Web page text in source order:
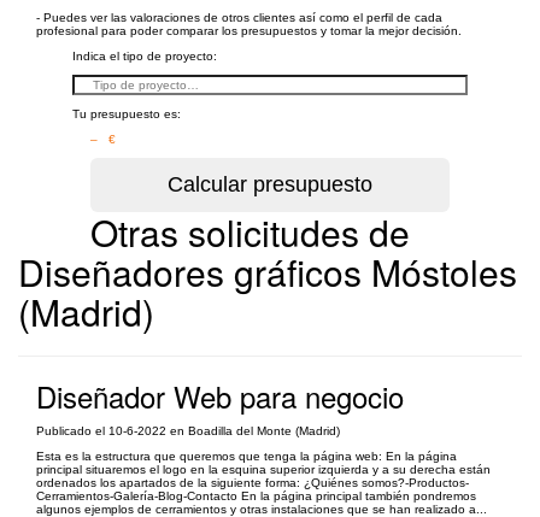
- Puedes ver las valoraciones de otros clientes así como el perfil de cada
profesional para poder comparar los presupuestos y tomar la mejor decisión.
Indica el tipo de proyecto:
Tu presupuesto es:
– €
Otras solicitudes de
Diseñadores gráficos Móstoles
(Madrid)
Diseñador Web para negocio
Publicado el 10-6-2022 en Boadilla del Monte (Madrid)
Esta es la estructura que queremos que tenga la página web: En la página
principal situaremos el logo en la esquina superior izquierda y a su derecha están
ordenados los apartados de la siguiente forma: ¿Quiénes somos?-Productos-
Cerramientos-Galería-Blog-Contacto En la página principal también pondremos
algunos ejemplos de cerramientos y otras instalaciones que se han realizado a...